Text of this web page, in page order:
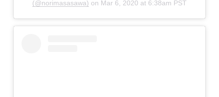
(@norimasasawa) on Mar 6, 2020 at 6:38am PST